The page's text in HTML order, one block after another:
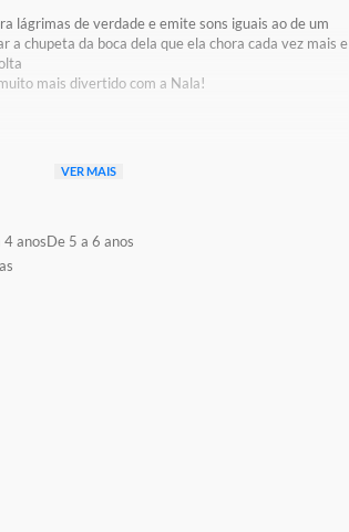
lágrimas de verdade e emite sons iguais ao de um
a chupeta da boca dela que ela chora cada vez mais e
mais divertido com a Nala!
0098
Bebe
VER MAIS
4 anosDe 5 a 6 anos